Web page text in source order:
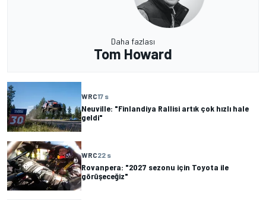
Daha fazlası
Tom Howard
WRC17 s
Neuville: "Finlandiya Rallisi artık çok hızlı hale
geldi"
WRC22 s
Rovanpera: "2027 sezonu için Toyota ile
görüşeceğiz"